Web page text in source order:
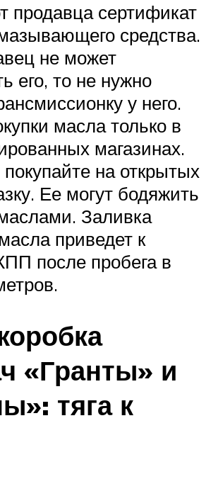
продавца сертификат
средства.
не может
его, то не нужно
у него.
масла только в
магазинах.
на открытых
Ее могут бодяжить
Заливка
приведет к
после пробега в
«Гранты» и
тяга к